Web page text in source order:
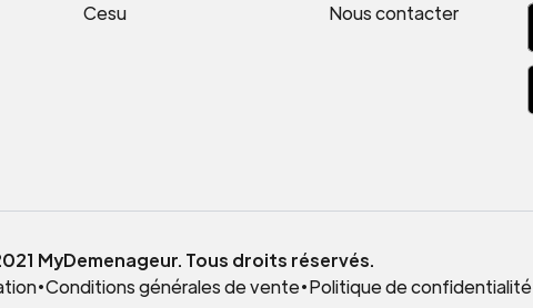
Cesu
Nous contacter
MyDemenageur. Tous droits réservés.
•Conditions générales de vente•Politique de confidentialité